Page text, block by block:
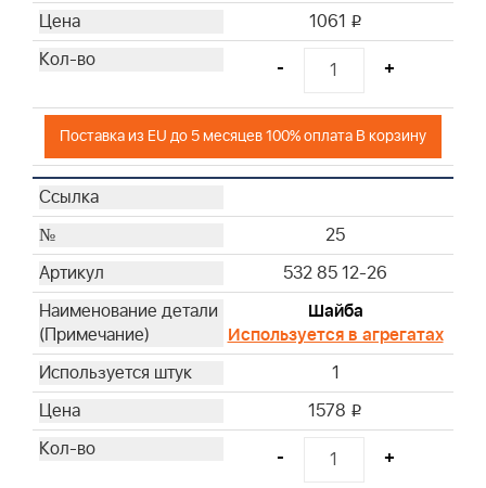
1061 i
- +
Поставка из EU до 5 месяцев 100% оплата В корзину
25
532 85 12-26
Шайба
Используется в агрегатах
1
1578 i
- +